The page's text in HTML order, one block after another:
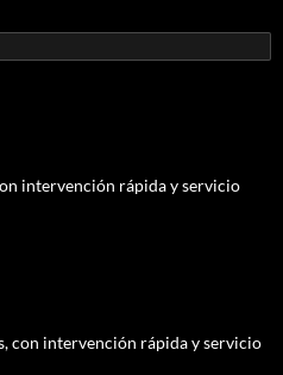
intervención rápida y servicio
con intervención rápida y servicio